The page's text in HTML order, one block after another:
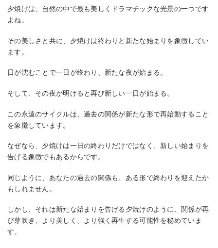
夕焼けは、自然の中で最も美しくドラマチックな光景の一つです
よね。
その美しさと共に、夕焼けは終わりと新たな始まりを象徴してい
ます。
日が沈むことで一日が終わり、新たな夜が始まる。
そして、その夜が明けると再び新しい一日が始まる。
この永遠のサイクルは、過去の関係が新たな形で再始動すること
を象徴しています。
なぜなら、夕焼けは一日の終わりだけではなく、新しい始まりを
告げる象徴でもあるからです。
同じように、あなたの過去の関係も、ある形で終わりを迎えたか
もしれません。
しかし、それは新たな始まりを告げる夕焼けのように、関係が再
び芽吹き、より美しく、より強く再生する可能性を秘めていま
す。